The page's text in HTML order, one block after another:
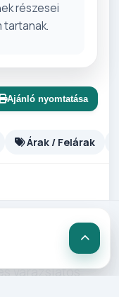
részesei
tartanak.
Ajánló nyomtatása
Árak / Felárak
a város
varázslatos